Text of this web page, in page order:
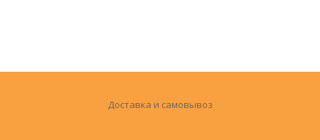
Доставка и самовывоз